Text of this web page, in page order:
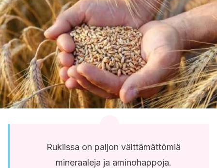
Rukiissa on paljon välttämättömiä
mineraaleja ja aminohappoja.